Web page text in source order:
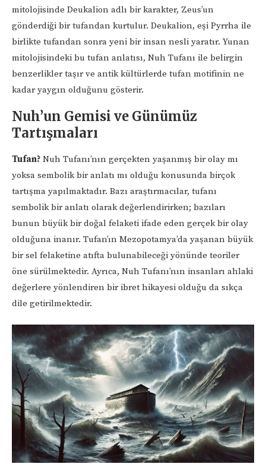
mitolojisinde Deukalion adlı bir karakter, Zeus’un
gönderdiği bir tufandan kurtulur. Deukalion, eşi Pyrrha ile
birlikte tufandan sonra yeni bir insan nesli yaratır. Yunan
mitolojisindeki bu tufan anlatısı, Nuh Tufanı ile belirgin
benzerlikler taşır ve antik kültürlerde tufan motifinin ne
kadar yaygın olduğunu gösterir.
Nuh’un Gemisi ve Günümüz
Tartışmaları
Tufan? Nuh Tufanı’nın gerçekten yaşanmış bir olay mı
yoksa sembolik bir anlatı mı olduğu konusunda birçok
tartışma yapılmaktadır. Bazı araştırmacılar, tufanı
sembolik bir anlatı olarak değerlendirirken; bazıları
bunun büyük bir doğal felaketi ifade eden gerçek bir olay
olduğuna inanır. Tufan’ın Mezopotamya’da yaşanan büyük
bir sel felaketine atıfta bulunabileceği yönünde teoriler
öne sürülmektedir. Ayrıca, Nuh Tufanı’nın insanları ahlaki
değerlere yönlendiren bir ibret hikayesi olduğu da sıkça
dile getirilmektedir.